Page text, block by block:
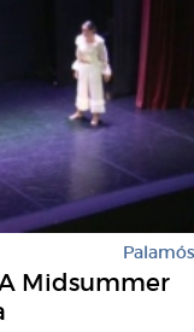
Palamós
Midsummer